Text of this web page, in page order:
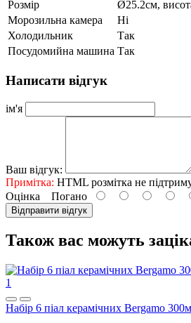
Розмір
Ø25.2см,
Морозильна камера
Ні
Холодильник
Так
Посудомийна машина Так
Написати відгук
ім'я
Ваш відгук:
Примітка: HTML розмітка не
Оцінка Погано
Відправити відгук
Також вас можуть
1
Набір 6 піал керамічних Bergamo